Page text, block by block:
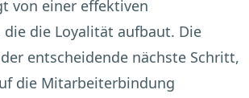
von einer effektiven
die Loyalität aufbaut. Die
entscheidende nächste Schritt,
die Mitarbeiterbindung